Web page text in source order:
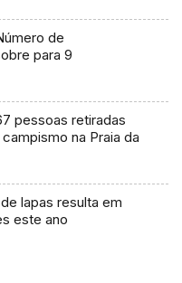
de
para 9
pessoas retiradas
na Praia da
lapas resulta em
este ano